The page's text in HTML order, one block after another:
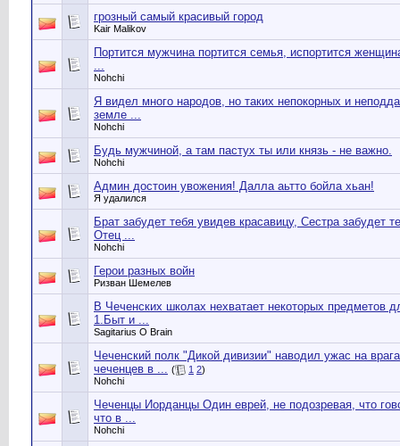
грозный самый красивый город
Kair Malikov
Портится мужчина портится семья, испортится
...
Nohchi
Я видел много народов, но таких непокорных и
земле ...
Nohchi
Будь мужчиной, а там пастух ты или князь - не важно.
Nohchi
Админ достоин увожения! Далла аьтто бойла хьан!
Я удалился
Брат забудет тебя увидев красавицу, Сестра забудет
Отец ...
Nohchi
Герои разных войн
Ризван Шемелев
В Чеченских школах нехватает некоторых предметов
1.Быт и ...
Sagitarius O Brain
Чеченский полк "Дикой дивизии" наводил ужас на
чеченцев в ... ( 1 2)
Nohchi
Чеченцы Иорданцы Один еврей, не подозревая, что
что в ...
Nohchi